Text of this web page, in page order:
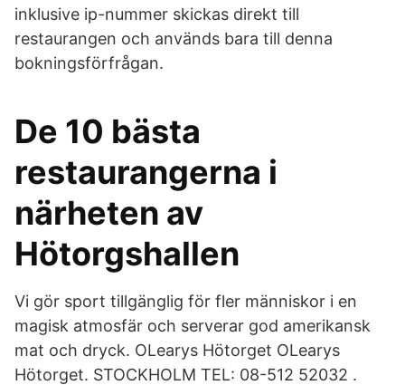
inklusive ip-nummer skickas direkt till
restaurangen och används bara till denna
bokningsförfrågan.
De 10 bästa
restaurangerna i
närheten av
Hötorgshallen
Vi gör sport tillgänglig för fler människor i en
magisk atmosfär och serverar god amerikansk
mat och dryck. OLearys Hötorget OLearys
Hötorget. STOCKHOLM TEL: 08-512 52032 .